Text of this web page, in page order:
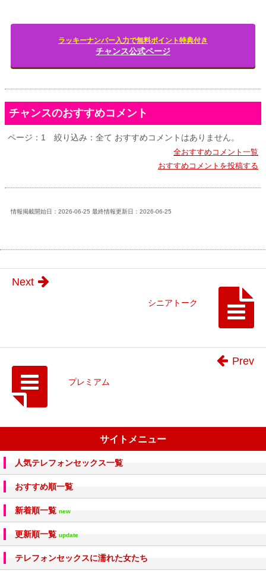
ラッキーナンバー入力で無料ポイント特典付き
チャンス公式ページ
チャンスのおすすめコメント
ページ：1 絞り込み：全て おすすめコメントはありません。
全おすすめコメント一覧
おすすめコメントを投稿する
情報掲載開始日：2026-06-25 最終情報更新日：2026-06-25
シニアトーク
Next
プレミアム
Prev
サイトメニュー
人気テレフォンセックス一覧
おすすめ順一覧
新着順一覧 new
更新順一覧 update
テレフォンセックスに濡れた女たち